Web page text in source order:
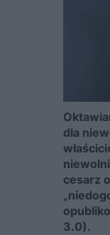
dla
cesarz
3.0).